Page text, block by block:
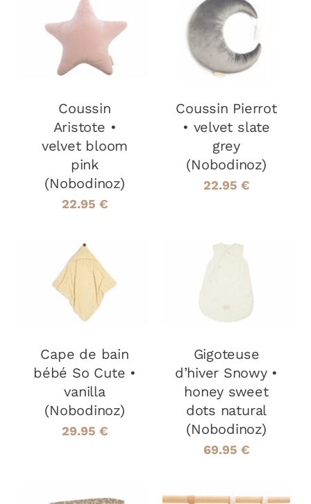
AJOUTER AU
PANIER
Coussin
Aristote •
velvet bloom
pink
(Nobodinoz)
22.95 €
AJOUTER AU
PANIER
DÉTAILS
Coussin Pierrot
• velvet slate
grey
(Nobodinoz)
22.95 €
AJOUTER AU
PANIER
DÉTAILS
Cape de bain
bébé So Cute •
vanilla
(Nobodinoz)
29.95 €
AJOUTER AU
PANIER
Gigoteuse
d’hiver Snowy •
honey sweet
dots natural
(Nobodinoz)
69.95 €